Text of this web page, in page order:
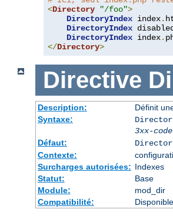
<Directory "/foo">
DirectoryIndex index.
DirectoryIndex
DirectoryIndex index.
</Directory>
Directive
Description:
Définit
Syntaxe:
3xx-code
Défaut:
Contexte:
Surcharges autorisées: Indexes
Statut:
Base
Module:
mod_dir
Compatibilité: